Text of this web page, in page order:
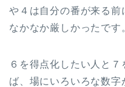
や４は自分の番が来る前
なかなか厳しかったです
６を得点化したい人と
ば、場にいろいろな数字